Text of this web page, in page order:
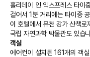
홀리데이 인 익스프레스 타이
걸어서 1분 거리에는 타이중
이 호텔에서 유천 강가 산책
국립 자연과학 박물관도 있습
객실
에어컨이 설치된 161개의 객